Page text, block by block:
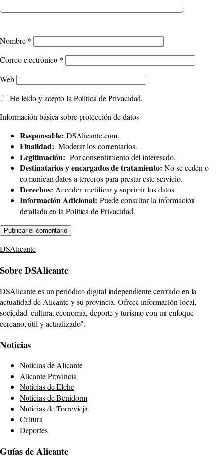
Nombre *
Correo electrónico *
Web
He leído y acepto laPolítica de Privacidad.
Información básica sobre protección de datos
Responsable: DSAlicante.com.
Finalidad: Moderar los comentarios.
Legitimación: Por consentimiento del interesado.
Destinatarios y encargados de tratamiento: No se ceden o
comunican datos a terceros para prestar este servicio.
Derechos: Acceder, rectificar y suprimir los datos.
Información Adicional: Puede consultar la información
detallada en laPolítica de Privacidad.
DSAlicante
Sobre DSAlicante
DSAlicante es un periódico digital independiente centrado en la
actualidad de Alicante y su provincia. Ofrece información local,
sociedad, cultura, economía, deporte y turismo con un enfoque
cercano, útil y actualizado".
Noticias
Noticias de Alicante
Alicante Provincia
Noticias de Elche
Noticias de Benidorm
Noticias de Torrevieja
Cultura
Deportes
Guías de Alicante